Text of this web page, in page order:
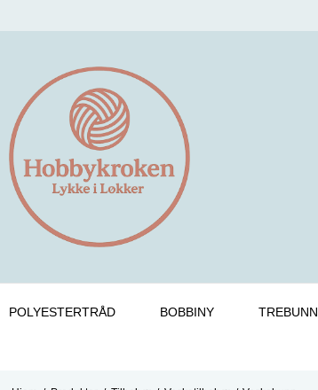
POLYESTERTRÅD BOBBINY TREBUNN